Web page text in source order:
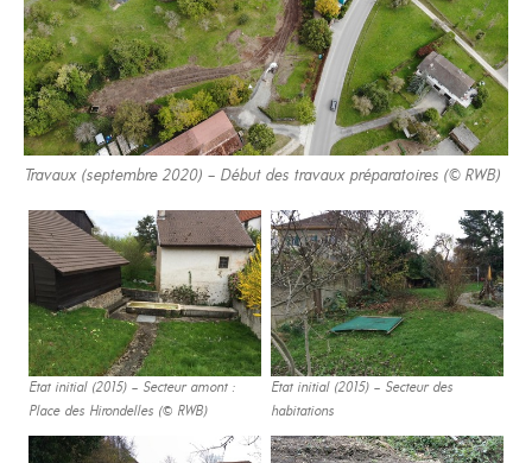
Travaux (septembre 2020) – Début des travaux préparatoires (© RWB)
Etat initial (2015) – Secteur amont :
Place des Hirondelles (© RWB)
Etat initial (2015) – Secteur des
habitations